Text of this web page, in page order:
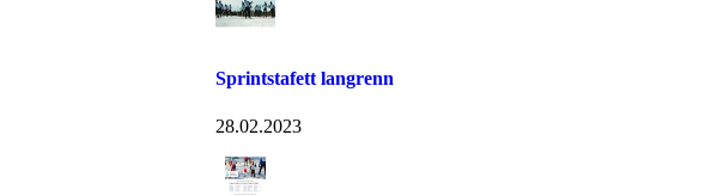
Sprintstafett langrenn
28.02.2023